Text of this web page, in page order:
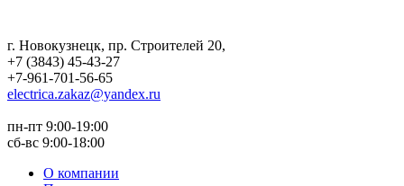
г. Новокузнецк, пр. Строителей 20,
+7 (3843) 45-43-27
+7-961-701-56-65
electrica.zakaz@yandex.ru
пн-пт 9:00-19:00
сб-вс 9:00-18:00
О компании